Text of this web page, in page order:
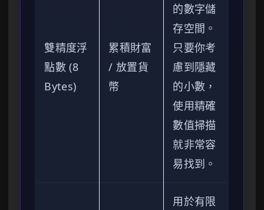
雙精度浮
點數 (8
Bytes)
累積財富
/ 放置貨
幣
的數字儲
存空間。
只要你考
慮到隱藏
的小數，
使用精確
數值掃描
就非常容
易找到。
用於有限